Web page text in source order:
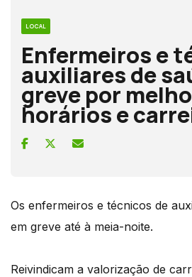
LOCAL
Enfermeiros e
auxiliares de
greve por
horários e
Os enfermeiros e técnicos de
em greve até à meia-noite.
Reivindicam a valorização de